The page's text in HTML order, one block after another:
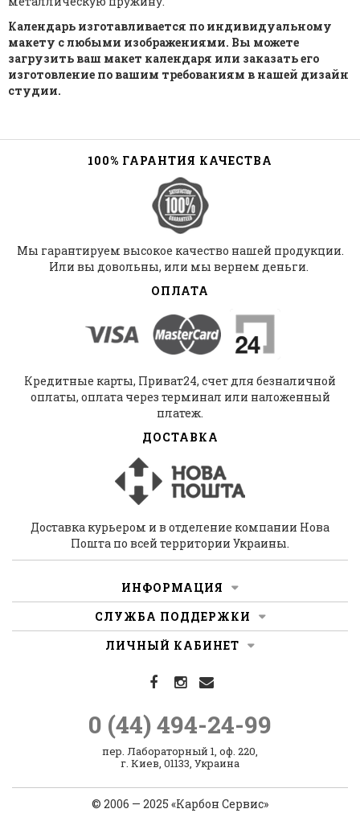
Календарь изготавливается по индивидуальному
макету с любыми изображениями. Вы можете
загрузить ваш макет календаря или заказать его
изготовление по вашим требованиям в нашей дизайн
студии.
100% ГАРАНТИЯ КАЧЕСТВА
Мы гарантируем высокое качество нашей продукции.
Или вы довольны, или мы вернем деньги.
ОПЛАТА
Кредитные карты, Приват24, счет для безналичной
оплаты, оплата через терминал или наложенный
платеж.
ДОСТАВКА
Доставка курьером и в отделение компании Нова
Пошта по всей территории Украины.
ИНФОРМАЦИЯ
СЛУЖБА ПОДДЕРЖКИ
ЛИЧНЫЙ КАБИНЕТ
0 (44)494-24-99
пер. Лабораторный 1, оф. 220,
г. Киев, 01133, Украина
© 2006 — 2025 «Карбон Сервис»